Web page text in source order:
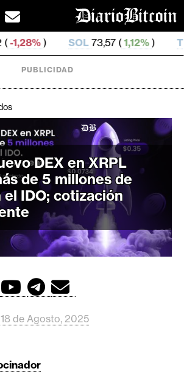
73,57 ( 1,12%) TRX0,327 111 (
PUBLICIDAD
DEX en XRPL
de 5 millones de
el IDO; cotización
de Agosto, 2025